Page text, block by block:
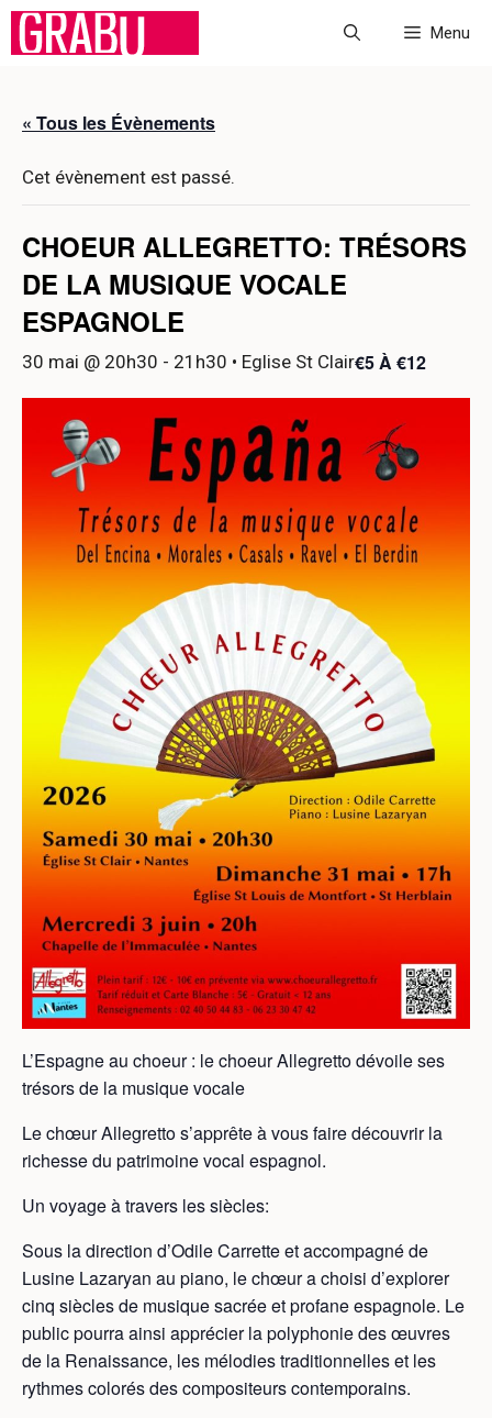
Aller
Menu
« Tous les Évènements
Cet évènement est passé.
CHOEUR ALLEGRETTO: TRÉSORS
DE LA MUSIQUE VOCALE
ESPAGNOLE
30 mai @ 20h30 - 21h30 €5 À €12
• Eglise St Clair
L’Espagne au choeur : le choeur Allegretto dévoile ses
trésors de la musique vocale
Le chœur Allegretto s’apprête à vous faire découvrir la
richesse du patrimoine vocal espagnol.
Un voyage à travers les siècles:
Sous la direction d’Odile Carrette et accompagné de
Lusine Lazaryan au piano, le chœur a choisi d’explorer
cinq siècles de musique sacrée et profane espagnole. Le
public pourra ainsi apprécier la polyphonie des œuvres
de la Renaissance, les mélodies traditionnelles et les
rythmes colorés des compositeurs contemporains.